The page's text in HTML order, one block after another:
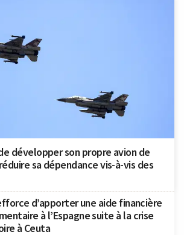
développer son propre avion de
sa dépendance vis-à-vis des
d’apporter une aide financière
à l’Espagne suite à la crise
à Ceuta